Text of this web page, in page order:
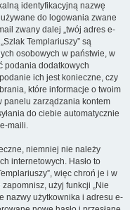
identyfikacyjną nazwę
do logowania zwane
zwany dalej „twój adres e-
Templariuszy” są
osobowych w państwie, w
podania dodatkowych
ich jest konieczne, czy
które informacje o twoim
panelu zarządzania kontem
do ciebie automatycznie
maili.
niemniej nie należy
internetowych. Hasło to
więc chroń je i w
zapomnisz, użyj funkcji „Nie
nazwy użytkownika i adresu e-